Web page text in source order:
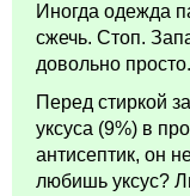
Иногда одежда
сжечь. Стоп.
довольно просто.
Перед стиркой
уксуса (9%) в
антисептик, он
любишь уксус?